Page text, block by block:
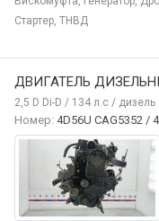
Стартер, ТНВД
ДВИГАТЕЛЬ
2,5 D Di-D / 134 л.с / дизель
Номер: 4D56U CAG5352 /